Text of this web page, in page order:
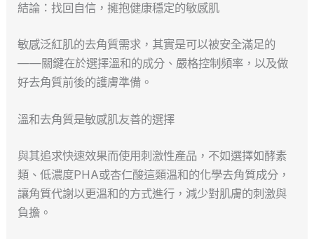
結論：找回自信，擁抱健康穩定的敏感肌
敏感泛紅肌的去角質需求，其實是可以被安全滿足的
——關鍵在於選擇溫和的成分、嚴格控制頻率，以及做
好去角質前後的護膚準備。
溫和去角質是敏感肌友善的選擇
與其追求快速效果而使用刺激性產品，不如選擇如酵素
類、低濃度PHA或杏仁酸這類溫和的化學去角質成分，
讓角質代謝以更溫和的方式進行，減少對肌膚的刺激與
負擔。